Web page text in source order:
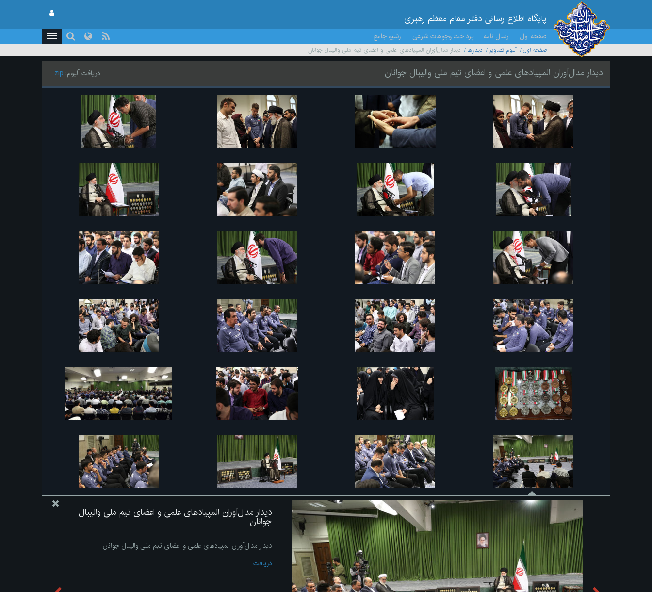
پایگاه اطلاع رسانی دفتر مقام معظم رهبری
صفحه اول ارسال نامه پرداخت وجوهات شرعی آرشیو جامع
صفحه اول آلبوم تصاویر ديدارها دیدار مدال‌آوران المپیادهای علمی و اعضای تیم ملی والیبال جوانان
دیدار مدال‌آوران المپیادهای علمی و اعضای تیم ملی والیبال جوانان دریافت آلبوم: zip
دیدار مدال‌آوران المپیادهای علمی و اعضای تیم ملی والیبال
جوانان
دیدار مدال‌آوران المپیادهای علمی و اعضای تیم ملی والیبال جوانان
دریافت